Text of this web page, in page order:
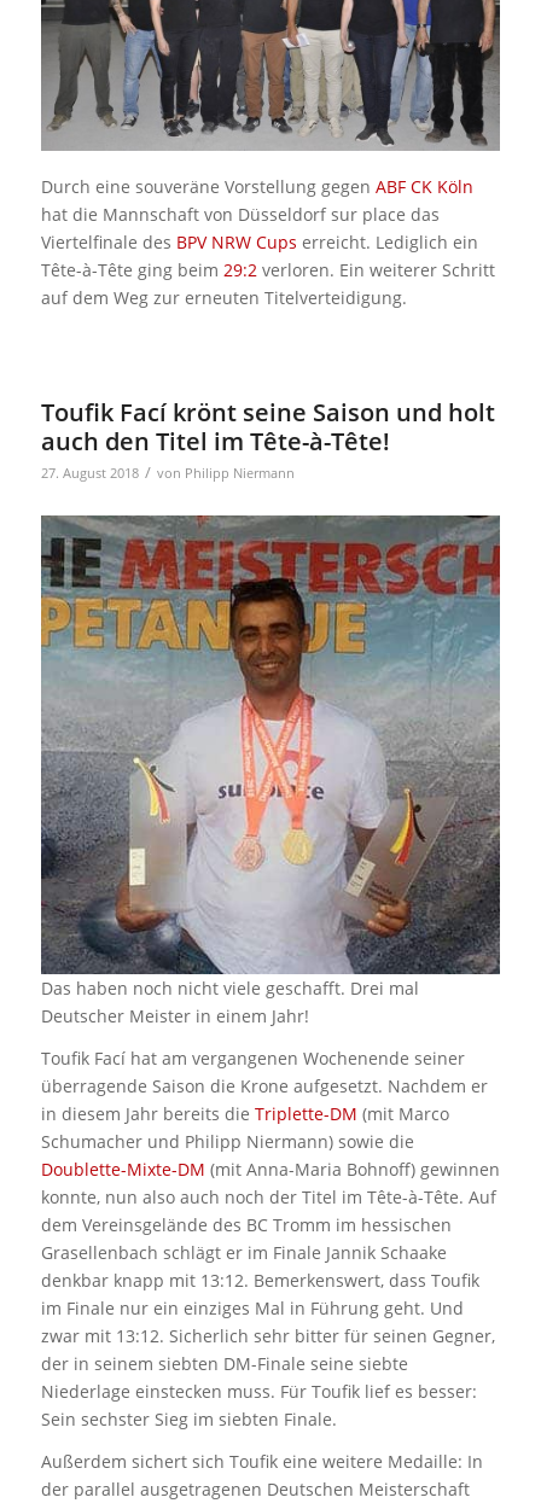
Durch eine souveräne Vorstellung gegen ABF CK Köln
hat die Mannschaft von Düsseldorf sur place das
Viertelfinale des BPV NRW Cups erreicht. Lediglich ein
Tête-à-Tête ging beim 29:2verloren. Ein weiterer Schritt
auf dem Weg zur erneuten Titelverteidigung.
Toufik Fací krönt seine Saison und holt
auch den Titel im Tête-à-Tête!
27. August 2018 / von Philipp Niermann
Das haben noch nicht viele geschafft. Drei mal
Deutscher Meister in einem Jahr!
Toufik Fací hat am vergangenen Wochenende seiner
überragende Saison die Krone aufgesetzt. Nachdem er
in diesem Jahr bereits die Triplette-DM (mit Marco
Schumacher und Philipp Niermann) sowie die
Doublette-Mixte-DM (mit Anna-Maria Bohnoff) gewinnen
konnte, nun also auch noch der Titel im Tête-à-Tête. Auf
dem Vereinsgelände des BC Tromm im hessischen
Grasellenbach schlägt er im Finale Jannik Schaake
denkbar knapp mit 13:12. Bemerkenswert, dass Toufik
im Finale nur ein einziges Mal in Führung geht. Und
zwar mit 13:12. Sicherlich sehr bitter für seinen Gegner,
der in seinem siebten DM-Finale seine siebte
Niederlage einstecken muss. Für Toufik lief es besser:
Sein sechster Sieg im siebten Finale.
Außerdem sichert sich Toufik eine weitere Medaille: In
der parallel ausgetragenen Deutschen Meisterschaft